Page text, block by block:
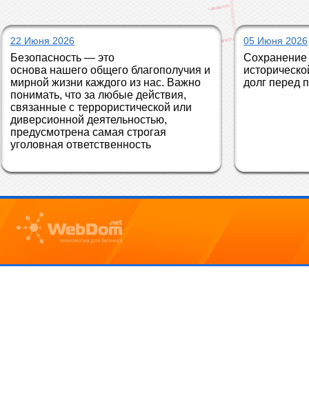
22 Июня 2026
Безопасность — это
основа нашего общего благополучия и
мирной жизни каждого из нас. Важно
понимать, что за любые действия,
связанные с террористической или
диверсионной деятельностью,
предусмотрена самая строгая
уголовная ответственность
05 Июня 2026
Сохранение
долг перед